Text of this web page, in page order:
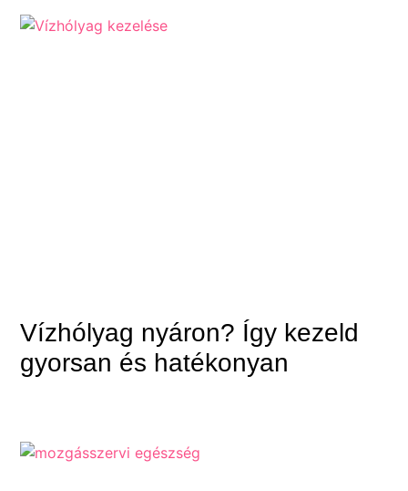
Vízhólyag nyáron? Így kezeld
gyorsan és hatékonyan